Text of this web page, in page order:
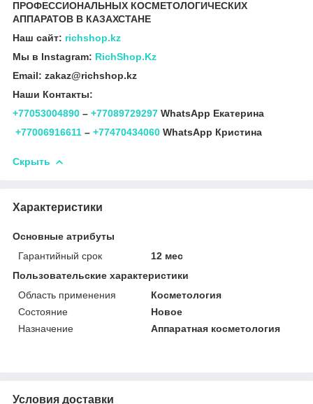
ПРОФЕССИОНАЛЬНЫХ КОСМЕТОЛОГИЧЕСКИХ
АППАРАТОВ В КАЗАХСТАНЕ
Наш сайт: richshop.kz
Мы в Instagram: RichShop.Kz
Email: zakaz@richshop.kz
Наши Контакты:
+77053004890 – +77089729297 WhatsApp Екатерина
+77006916611 – +77470434060 WhatsApp Кристина
Скрыть
Характеристики
Основные атрибуты
Гарантийный срок
12 мес
Пользовательские характеристики
Область применения
Косметология
Состояние
Новое
Назначение
Аппаратная косметология
Условия доставки